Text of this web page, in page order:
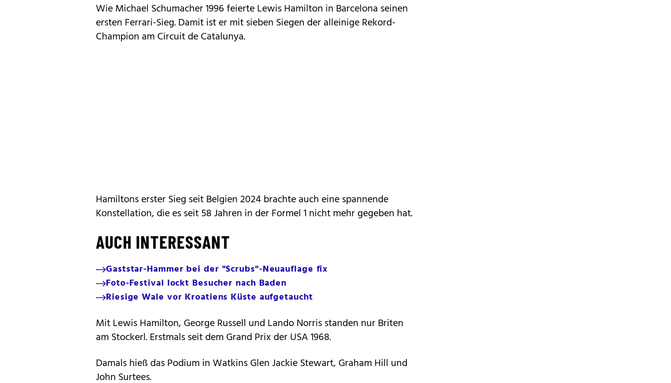
Wie Michael Schumacher 1996 feierte Lewis Hamilton in Barcelona seinen
ersten Ferrari-Sieg. Damit ist er mit sieben Siegen der alleinige Rekord-
Champion am Circuit de Catalunya.
Hamiltons erster Sieg seit Belgien 2024 brachte auch eine spannende
Konstellation, die es seit 58 Jahren in der Formel 1 nicht mehr gegeben hat.
AUCH INTERESSANT
Gaststar-Hammer bei der "Scrubs"-Neuauflage fix
Foto-Festival lockt Besucher nach Baden
Riesige Wale vor Kroatiens Küste aufgetaucht
Mit Lewis Hamilton, George Russell und Lando Norris standen nur Briten
am Stockerl. Erstmals seit dem Grand Prix der USA 1968.
Damals hieß das Podium in Watkins Glen Jackie Stewart, Graham Hill und
John Surtees.